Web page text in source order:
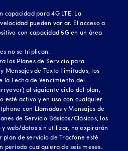
capacidad para 4G LTE. La
pueden variar. El acceso a
con capacidad 5G en un área
no se triplican.
los Planes de Servicio para
Mensajes de Texto Ilimitados, los
la Fecha de Vencimiento del
al siguiente ciclo del plan,
esté activo y en uso con cualquier
con Llamadas y Mensajes de
de Servicio Básicos/Clásicos, los
y web/datos sin utilizar, no expirarán
plan de servicio de Tracfone esté
período cualquiera de seis meses.